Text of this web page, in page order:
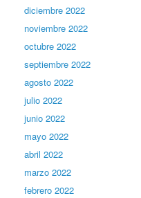
diciembre 2022
noviembre 2022
octubre 2022
septiembre 2022
agosto 2022
julio 2022
junio 2022
mayo 2022
abril 2022
marzo 2022
febrero 2022